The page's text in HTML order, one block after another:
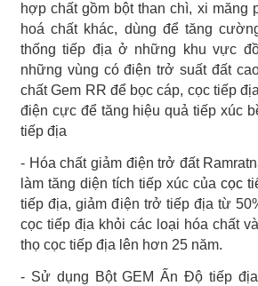
hợp chất gồm bột than chì, xi măng
hoá chất khác, dùng để tăng
thống tiếp địa ở những khu vực
những vùng có điện trở suất đất
chất Gem RR để bọc cáp, cọc tiếp
điện cực để tăng hiệu quả tiếp xúc
tiếp địa
- Hóa chất giảm điện trở đất
làm tăng diện tích tiếp xúc của cọc
tiếp địa, giảm điện trở tiếp địa từ
cọc tiếp địa khỏi các loại hóa chất
thọ cọc tiếp địa lên hơn 25 năm.
- Sử dụng Bột GEM Ấn Độ tiếp